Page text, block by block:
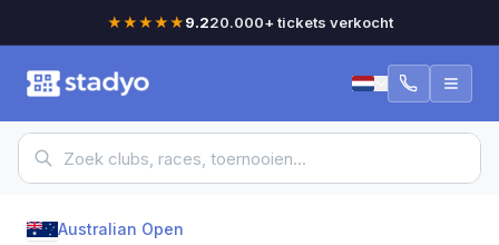
★★★★★9.220.000+ tickets verkocht
Australian Open